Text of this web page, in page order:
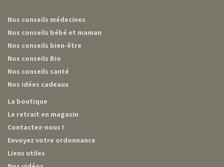
Nos conseils médecines
Nos conseils bébé et maman
Nos conseils bien-être
Nos conseils Bio
Nos conseils santé
Nos idées cadeaux
La boutique
Le retrait en magasin
Contactez-nous !
Envoyez votre ordonnance
Liens utiles